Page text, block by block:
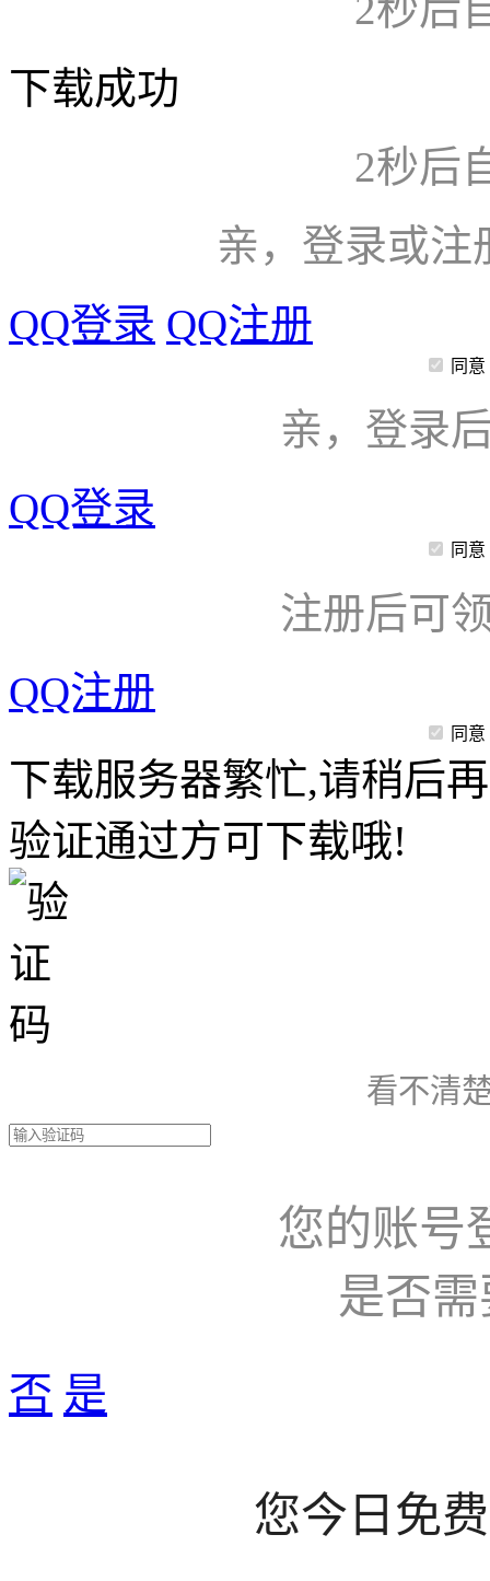
下载成功
2秒后
亲，登录或注
QQ登录 QQ注册
同意
亲，登录
QQ登录
同意
注册后可
QQ注册
同意
下载服务器繁忙,请稍后
验证通过方可下载哦!
看不清
您的账号
是否
否 是
您今日免